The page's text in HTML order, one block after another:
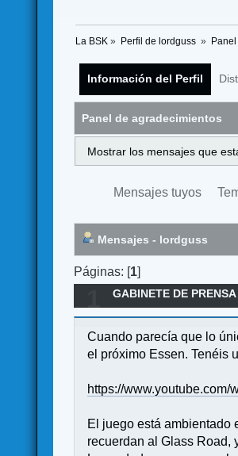
La BSK » Perfil de lordguss »
Información del Perfil
Panel de agradecimientos
Mostrar los mensajes que
Mensajes tuyos
Mensajes - lordguss
Páginas: [1]
GABINETE DE PRENSA
Cuando parecía que lo
el próximo Essen. Tenéis
https://www.youtube.com/
El juego está ambientado
recuerdan al Glass Road,